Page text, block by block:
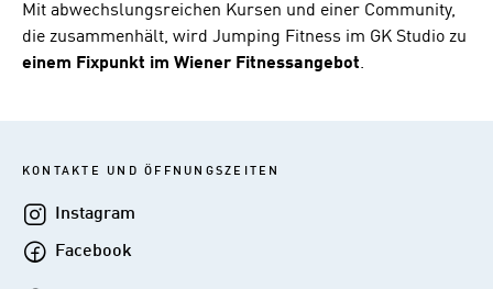
Mit abwechslungsreichen Kursen und einer Community,
die zusammenhält, wird Jumping Fitness im GK Studio zu
einem Fixpunkt im Wiener Fitnessangebot.
KONTAKTE UND ÖFFNUNGSZEITEN
Instagram
Instagram
FacebookFacebook